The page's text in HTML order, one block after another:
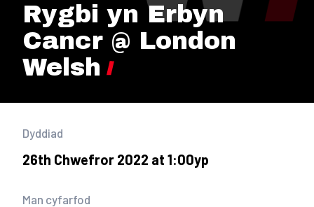
Rygbi yn Erbyn
Cancr @ London
Welsh
Dyddiad
26th Chwefror 2022 at 1:00yp
Man cyfarfod